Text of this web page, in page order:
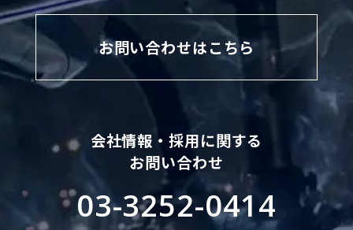
お問い合わせはこちら
会社情報・採用に関する
お問い合わせ
03-3252-0414